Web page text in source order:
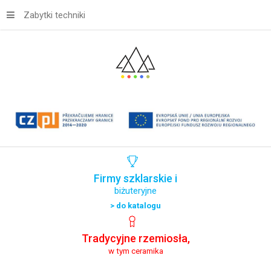
Zabytki techniki
Firmyszklarskie i
biżuteryjne
> do katalogu
Tradycyjne rzemiosła,
w tym ceramika